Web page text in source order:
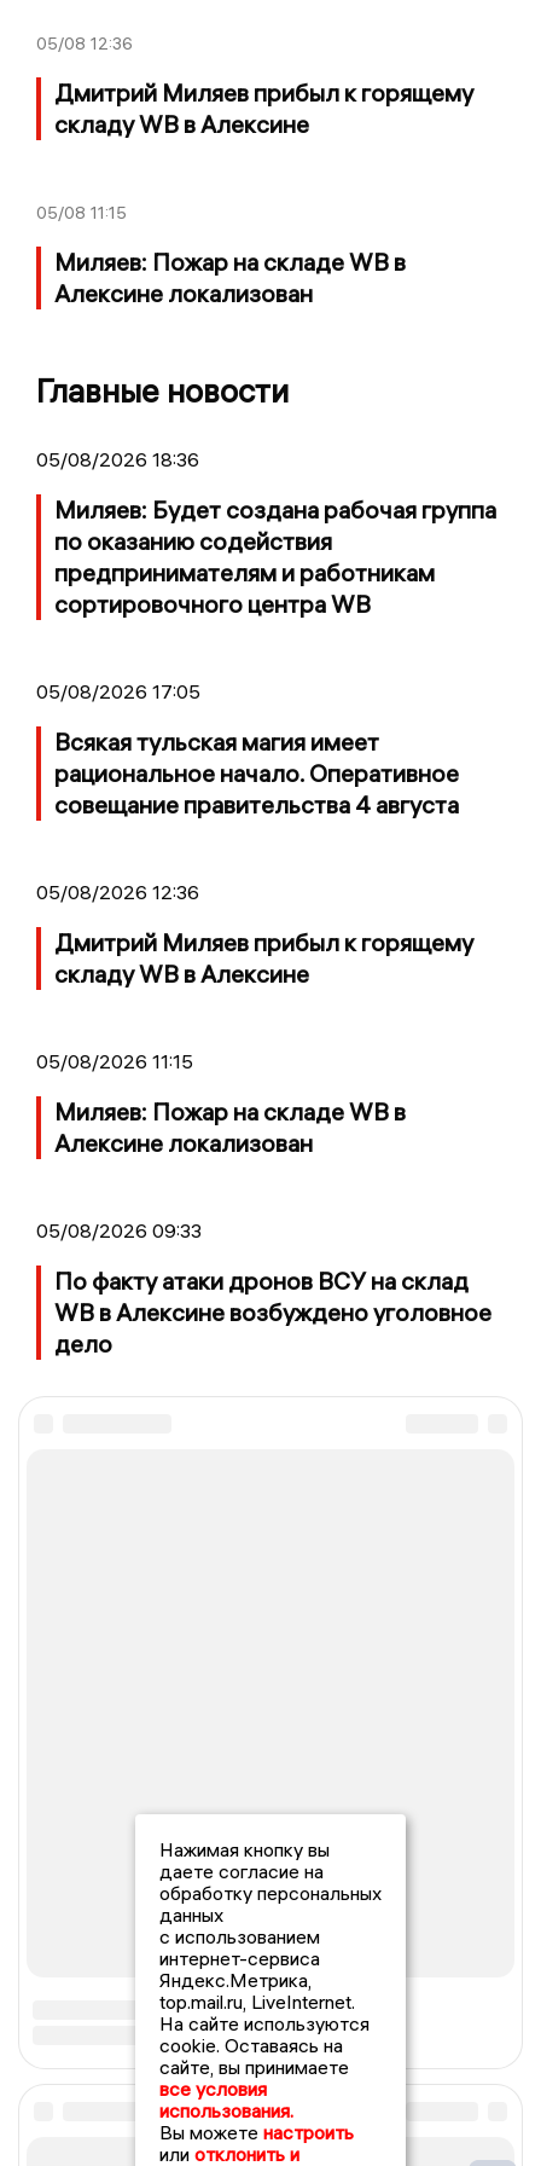
05/08 12:36
Дмитрий Миляев прибыл к горящему
складу WB в Алексине
05/08 11:15
Миляев: Пожар на складе WB в
Алексине локализован
Главные новости
05/08/2026 18:36
Миляев: Будет создана рабочая группа
по оказанию содействия
предпринимателям и работникам
сортировочного центра WB
05/08/2026 17:05
Всякая тульская магия имеет
рациональное начало. Оперативное
совещание правительства 4 августа
05/08/2026 12:36
Дмитрий Миляев прибыл к горящему
складу WB в Алексине
05/08/2026 11:15
Миляев: Пожар на складе WB в
Алексине локализован
05/08/2026 09:33
По факту атаки дронов ВСУ на склад
WB в Алексине возбуждено уголовное
дело
Нажимая кнопку вы
даете согласие на
обработку персональных
данных
с использованием
интернет-сервиса
Яндекс.Метрика,
top.mail.ru, LiveInternet.
На сайте используются
cookie. Оставаясь на
сайте, вы принимаете
все условия
использования.
Вы можете настроить
или отклонить и